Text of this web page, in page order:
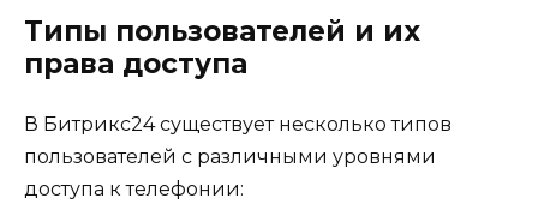
Типы пользователей и их
права доступа
В Битрикс24 существует несколько типов
пользователей с различными уровнями
доступа к телефонии: